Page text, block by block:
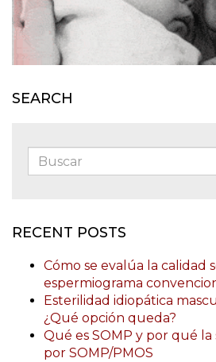
SEARCH
Buscar:
RECENT POSTS
Cómo se evalúa la calidad
espermiograma
Esterilidad idiopática
¿Qué opción queda?
Qué es SOMP y por qué
por SOMP/PMOS